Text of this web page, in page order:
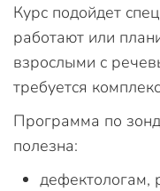
Курс подойдет
работают или
взрослыми с
требуется
Программа по
полезна:
дефектологам,